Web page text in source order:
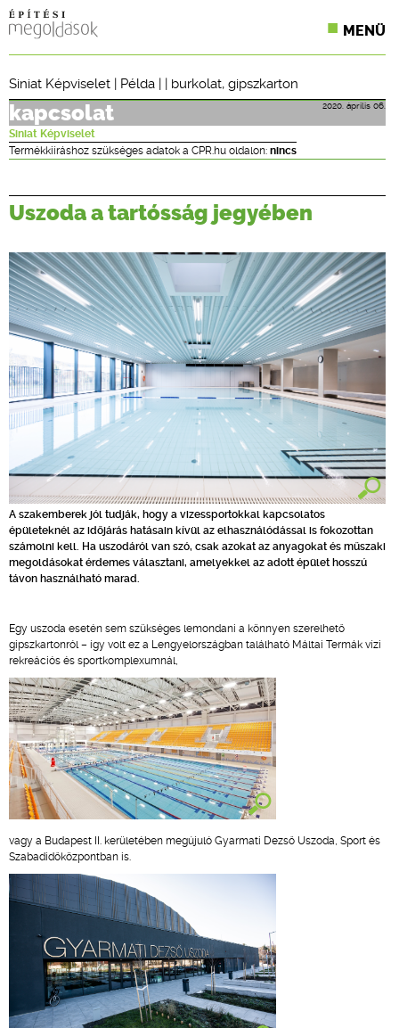
MENÜ
CPR TERMÉKKIÍRÁS
ONLINE KÉPZÉSEK
TERVEZÉSI SEGÉDLETEK
Siniat Képviselet | Példa | | burkolat, gipszkarton
2020. április 06.
kapcsolat
Siniat Képviselet
Termékkiíráshoz szükséges adatok a CPR.hu oldalon: nincs
Uszoda a tartósság jegyében
A szakemberek jól tudják, hogy a vizessportokkal kapcsolatos
épületeknél az időjárás hatásain kívül az elhasználódással is fokozottan
számolni kell. Ha uszodáról van szó, csak azokat az anyagokat és műszaki
megoldásokat érdemes választani, amelyekkel az adott épület hosszú
távon használható marad.
Egy uszoda esetén sem szükséges lemondani a könnyen szerelhető
gipszkartonról – így volt ez a Lengyelországban található Máltai Termák vízi
rekreációs és sportkomplexumnál,
vagy a Budapest II. kerületében megújuló Gyarmati Dezső Uszoda, Sport és
Szabadidőközpontban is.